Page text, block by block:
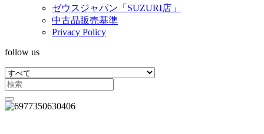
ゼウスジャパン「SUZURI店」
中古品販売基準
Privacy Policy
follow us